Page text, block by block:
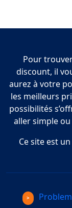
Pour
discount, il
aurez à votre
les meilleurs
possibilités
aller simple
Ce site est